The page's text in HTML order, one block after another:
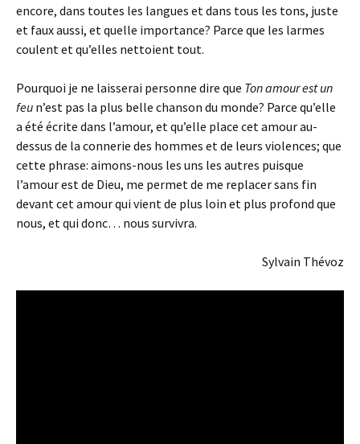
encore, dans toutes les langues et dans tous les tons, juste
et faux aussi, et quelle importance? Parce que les larmes
coulent et qu’elles nettoient tout.
Pourquoi je ne laisserai personne dire que Ton amour est un
feu n’est pas la plus belle chanson du monde? Parce qu’elle
a été écrite dans l’amour, et qu’elle place cet amour au-
dessus de la connerie des hommes et de leurs violences; que
cette phrase: aimons-nous les uns les autres puisque
l’amour est de Dieu, me permet de me replacer sans fin
devant cet amour qui vient de plus loin et plus profond que
nous, et qui donc… nous survivra.
Sylvain Thévoz